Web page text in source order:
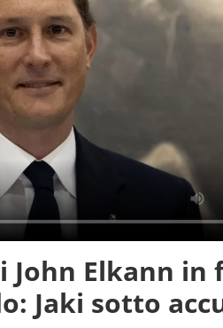
John Elkann in
Jaki sotto